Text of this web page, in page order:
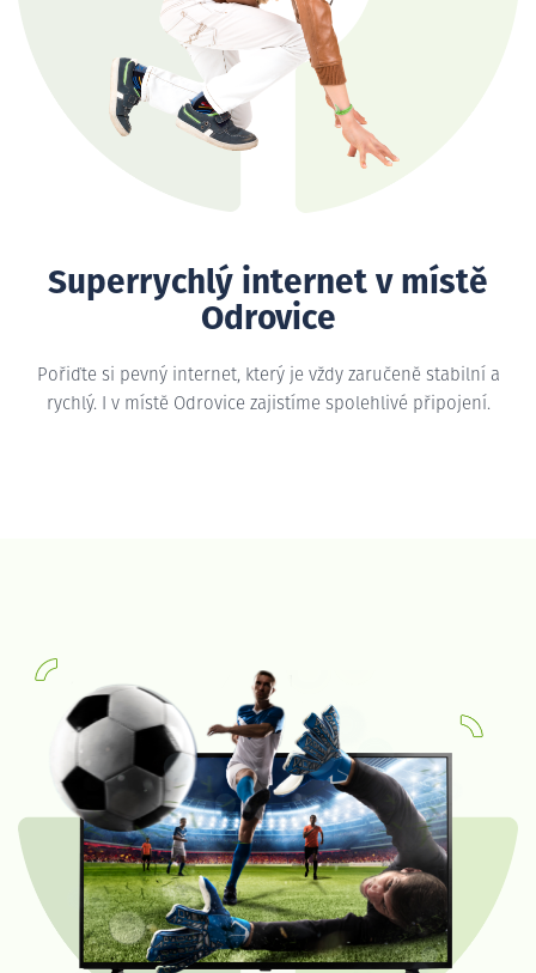
Superrychlý internet v místě
Odrovice
Pořiďte si pevný internet, který je vždy zaručeně stabilní a
rychlý. I v místě Odrovice zajistíme spolehlivé připojení.